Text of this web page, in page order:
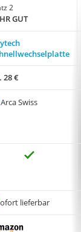
2
GUT
28 €
Arca Swiss
lieferbar